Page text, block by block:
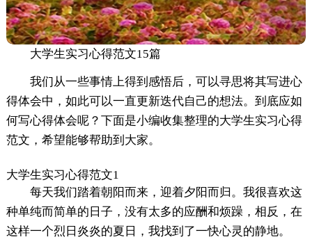
大学生实习心得范文15篇
我们从一些事情上得到感悟后，可以寻思将其写进心
得体会中，如此可以一直更新迭代自己的想法。到底应如
何写心得体会呢？下面是小编收集整理的大学生实习心得
范文，希望能够帮助到大家。
大学生实习心得范文1
每天我们踏着朝阳而来，迎着夕阳而归。我很喜欢这
种单纯而简单的日子，没有太多的应酬和烦躁，相反，在
这样一个烈日炎炎的夏日，我找到了一快心灵的静地。